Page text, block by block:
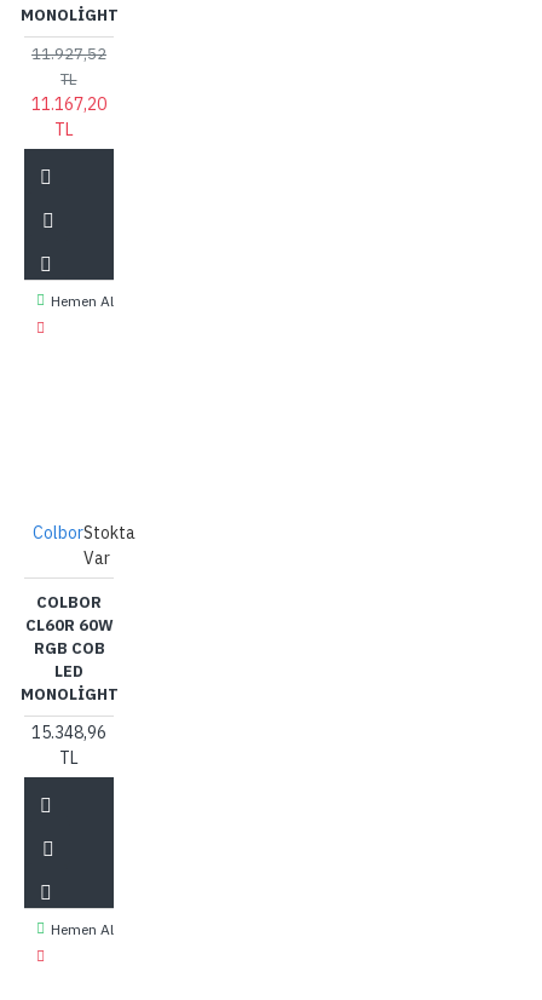
MONOLIGHT
11.927,52
TL
11.167,20
TL
Hemen Al
ColborStokta
Var
COLBOR
CL60R 60W
RGB COB
LED
MONOLIGHT
15.348,96
TL
Hemen Al